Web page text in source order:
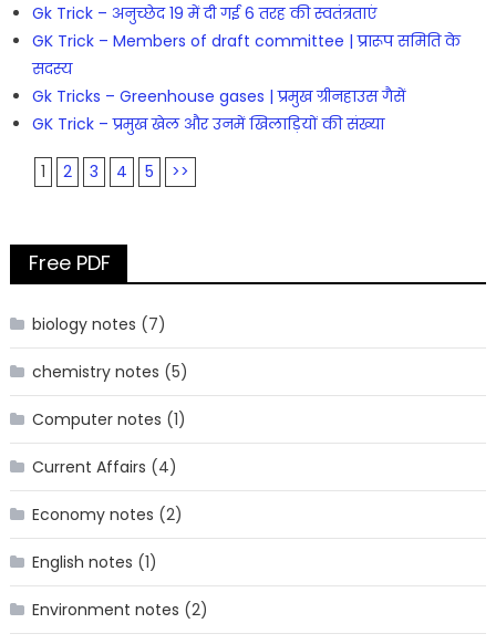
Gk Trick – अनुच्छेद 19 में दी गई 6 तरह की स्वतंत्रताएं
GK Trick – Members of draft committee | प्रारूप समिति के
सदस्य
Gk Tricks – Greenhouse gases | प्रमुख ग्रीनहाउस गैसें
GK Trick – प्रमुख खेल और उनमें खिलाड़ियों की संख्या
1 2 3 4 5 >>
Free PDF
biology notes (7)
chemistry notes (5)
Computer notes (1)
Current Affairs (4)
Economy notes (2)
English notes (1)
Environment notes (2)